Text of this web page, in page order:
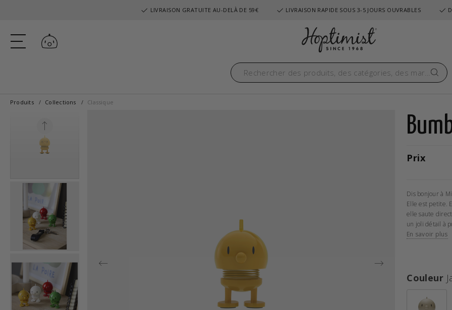
LIVRAISON GRATUITE AU-DELÀ DE 59€ LIVRAISON RAPIDE SOUS 3-5 JOURS OUVRABLES
Se connecter
Produits Collections Classique
Prix
Dis bonjour à
Elle est petite.
elle saute
un joli détail à
d’être grand
Fermement
mouvement
rappellerait
marquée par
En savoir plus
Couleur